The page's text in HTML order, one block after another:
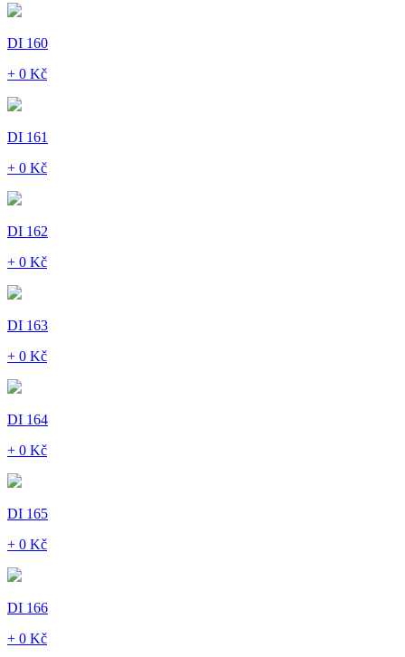
DI 160
+ 0 Kč
DI 161
+ 0 Kč
DI 162
+ 0 Kč
DI 163
+ 0 Kč
DI 164
+ 0 Kč
DI 165
+ 0 Kč
DI 166
+ 0 Kč